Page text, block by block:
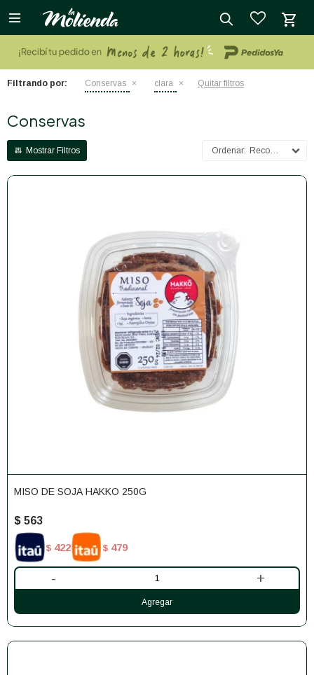

Filtrando por: Conservas clara Quitar filtros
Conservas
Recomendados
MISO DE SOJA HAKKO 250G
$ 563
$ 422 $ 479
- +